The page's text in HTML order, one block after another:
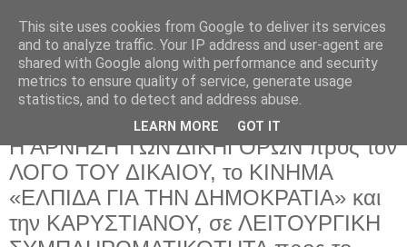
Δευτέρα 15 Ιουνίου 2026
Η ΑΡΝΗΣΗ ΤΩΝ ΔΙΚΗΓΟΡΩΝ προς τον
ΛΟΓΟ ΤΟΥ ΔΙΚΑΙΟΥ, το ΚΙΝΗΜΑ
«ΕΛΠΙΔΑ ΓΙΑ ΤΗΝ ΔΗΜΟΚΡΑΤΙΑ» και
την ΚΑΡΥΣΤΙΑΝΟΥ, σε ΛΕΙΤΟΥΡΓΙΚΗ
This site uses cookies from Google to deliver its services
and to analyze traffic. Your IP address and user-agent are
shared with Google along with performance and security
metrics to ensure quality of service, generate usage
statistics, and to detect and address abuse.
LEARN MORE GOT IT